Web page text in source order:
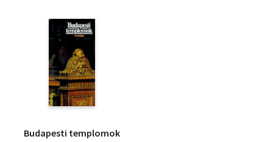
Budapesti templomok